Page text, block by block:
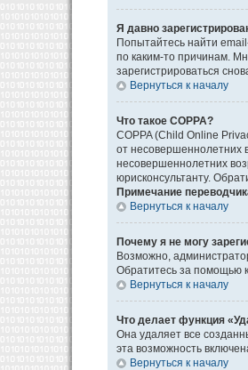
Я давно
Попытайтесь найти
по каким-то причинам.
зарегистрироваться
Вернуться к началу
Что такое COPPA?
COPPA (Child Online
от несовершеннолетних
несовершеннолетних
юрисконсультанту.
Примечание
Вернуться к началу
Почему я не могу
Возможно,
Обратитесь за помощью
Вернуться к началу
Что делает функция
Она удаляет все
эта возможность
Вернуться к началу